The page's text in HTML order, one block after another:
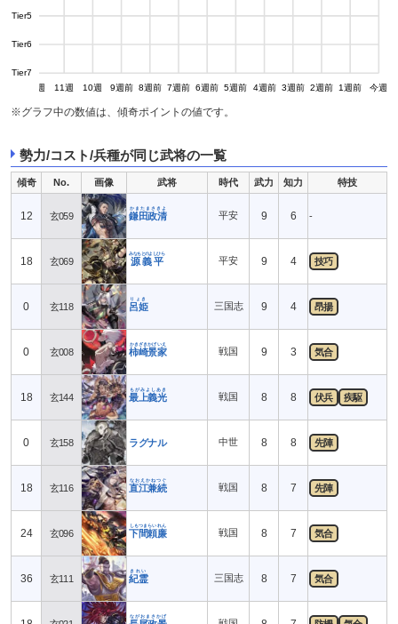
Tier5
Tier6
Tier7
12週 11週 10週 9週前 8週前 7週前 6週前 5週前 4週前 3週前 2週前 1週前 今週
※グラフ中の数値は、傾奇ポイントの値です。
勢力/コスト/兵種が同じ武将の一覧
傾奇 No. 画像 武将 時代 武力 知力 特技
12 玄059 鎌田政清
かまたまさきよ
平安 9 6 -
18 玄069 源義平
みなもとのよしひら
平安 9 4 技巧
0 玄118 呂姫
りょき
三国志 9 4 昂揚
0 玄008 柿崎景家
かきざきかげいえ
戦国 9 3 気合
18 玄144 最上義光
もがみよしあき
戦国 8 8 伏兵 疾駆
0 玄158 ラグナル 中世 8 8 先陣
18 玄116 直江兼続
なおえかねつぐ
戦国 8 7 先陣
24 玄096 下間頼廉
しもつまらいれん
戦国 8 7 気合
36 玄111 紀霊
きれい
三国志 8 7 気合
ながおまさかげ